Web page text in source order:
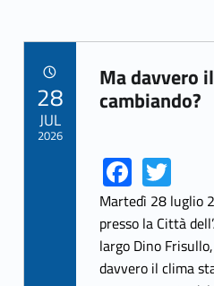
Link identifier archive #link-archive-37394
Ma davvero
cambiando?
Link identifier share facebook archive #share-link-archive-15884Fa
ce
b
o
Link identifier share twitter archive #share-link-archive-99149T
w
itt
er
Martedì 28 luglio
presso la Città
largo Dino
davvero il clima
28
JUL
2026